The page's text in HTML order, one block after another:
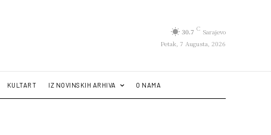
30.7 C Sarajevo
Petak, 7 Augusta, 2026
KULTART IZ NOVINSKIH ARHIVA O NAMA